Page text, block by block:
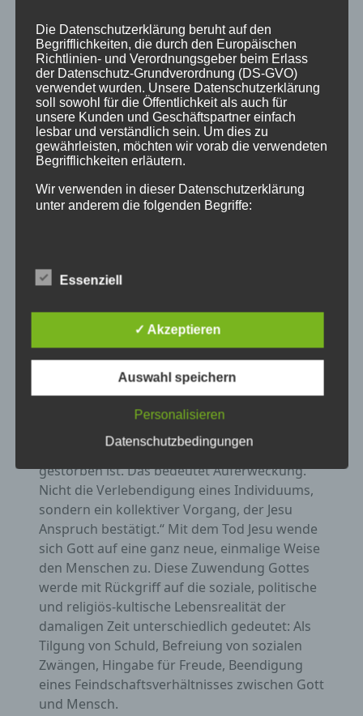
Veranstaltung, nämlich aus
bibelwissenschaftlicher Sicht einen Zugang zu
den biblischen Zeugnissen zu eröffnen.
Jesus wurde als Aufrührer am Kreuz
hingerichtet. Das sei, so Prof. Wilk, historisch
plausibel. Denn der Anspruch, mit dem er
aufgetreten sei, habe sowohl bei den jüdisch-
Instanzen für Unruhe gesorgt. Für seine
Anhänger sei sein Tod nicht nur eine
gemacht und widerlegt. Die
den Tod Jesu in einem neuen Licht erscheinen
lassen, nämlich dass Gott dieser Deutung,
alles sei nur Illusion gewesen, widerspreche.
Das was Jesus verkündet habe, sei durch den
Tod nicht entkräftet. „Die neutestamentlichen
Zeugnisse verstehen Ostern als ein Akt, der
Jesu Botschaft ins Recht setzt. Was Jesus
verkündigt hat, bleibt gültig, obwohl er
gestorben ist. Das bedeutet Auferweckung.
Nicht die Verlebendigung eines Individuums,
sondern ein kollektiver Vorgang, der Jesu
Anspruch bestätigt.“ Mit dem Tod Jesu wende
sich Gott auf eine ganz neue, einmalige Weise
den Menschen zu. Diese Zuwendung Gottes
werde mit Rückgriff auf die soziale, politische
und religiös-kultische Lebensrealität der
damaligen Zeit unterschiedlich gedeutet: Als
Tilgung von Schuld, Befreiung von sozialen
Zwängen, Hingabe für Freude, Beendigung
eines Feindschaftsverhältnisses zwischen Gott
und Mensch.
Die Datenschutzerklärung beruht auf den
Begrifflichkeiten, die durch den Europäischen
Richtlinien- und Verordnungsgeber beim Erlass
der Datenschutz-Grundverordnung (DS-GVO)
verwendet wurden. Unsere Datenschutzerklärung
soll sowohl für die Öffentlichkeit als auch für
unsere Kunden und Geschäftspartner einfach
lesbar und verständlich sein. Um dies zu
gewährleisten, möchten wir vorab die verwendeten
Begrifflichkeiten erläutern.
Wir verwenden in dieser Datenschutzerklärung
unter anderem die folgenden Begriffe:
a) personenbezogene Daten
Personenbezogene Daten sind alle
Informationen, die sich auf eine identifizierte
oder identifizierbare natürliche Person (im
Folgenden „betroffene Person") beziehen. Als
angesehen, die direkt oder indirekt,
insbesondere mittels Zuordnung zu einer
Kennung wie einem Namen, zu einer
Online-Kennung oder zu einem oder
Ausdruck der physischen, physiologischen,
genetischen, psychischen, wirtschaftlichen,
kulturellen oder sozialen Identität dieser
natürlichen Person sind, identifiziert werden
kann.
b) betroffene Person
Betroffene Person ist jede identifizierte oder
identifizierbare natürliche Person, deren
personenbezogene Daten von dem für die
Verarbeitung Verantwortlichen verarbeitet
werden.
Essenziell
✓ Akzeptieren
Auswahl speichern
Personalisieren
Datenschutzbedingungen